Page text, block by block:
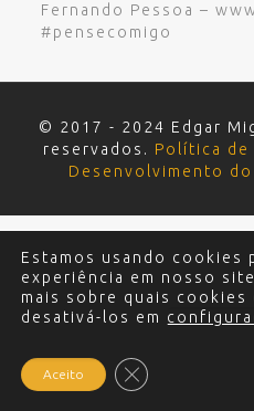
Fernando Pessoa –
#pensecomigo
© 2017 - 2024 Edgar
reservados. Política de
Desenvolvimento
Estamos usando cookies
experiência em nosso
mais sobre quais cookies
desativá-los em
Aceito Close GDPR